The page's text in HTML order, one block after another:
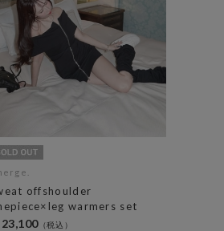
offshoulder
warmers set
23,100